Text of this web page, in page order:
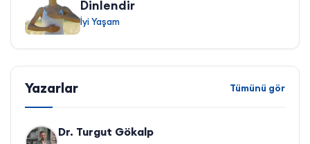
Dinlendir
İyi Yaşam
Yazarlar Tümünü gör
Dr. Turgut Gökalp